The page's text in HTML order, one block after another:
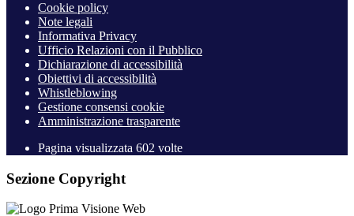
Cookie policy
Note legali
Informativa Privacy
Ufficio Relazioni con il Pubblico
Dichiarazione di accessibilità
Obiettivi di accessibilità
Whistleblowing
Gestione consensi cookie
Amministrazione trasparente
Pagina visualizzata 602 volte
Sezione Copyright